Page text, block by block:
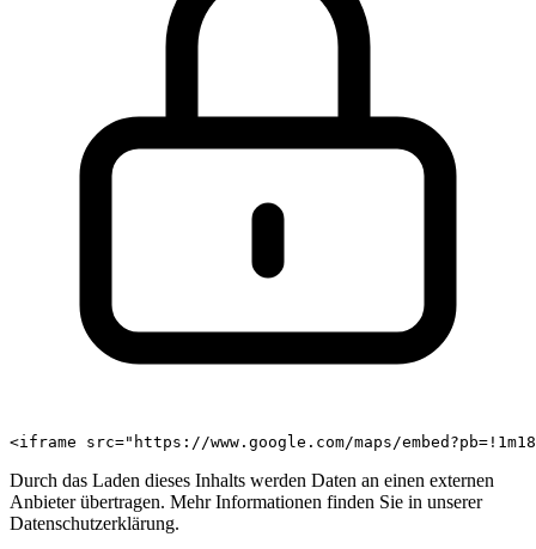
<iframe src="https://www.google.com/maps/
Durch das Laden dieses Inhalts werden Daten an einen externen
Anbieter übertragen. Mehr Informationen finden Sie in unserer
Datenschutzerklärung.